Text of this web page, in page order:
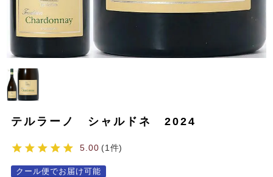
テルラーノ シャルドネ 2024
5.00 1
クール便でお届け可能